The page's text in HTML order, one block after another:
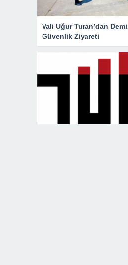
Vali Uğur Turan’dan
Güvenlik Ziyareti